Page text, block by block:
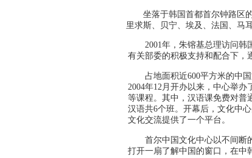
坐落于韩国首都首尔钟路区
里求斯、贝宁、埃及、法国、马
2001年，朱镕基总理访问韩
有关部委的积极支持和配合下，
占地面积近600平方米的中
2004年12月开办以来，中心举
等课程。其中，汉语课免费对普
汉语共6个班。开幕后，文化中
文化交流提供了一个平台。
首尔中国文化中心以不间断
打开一扇了解中国的窗口，在中